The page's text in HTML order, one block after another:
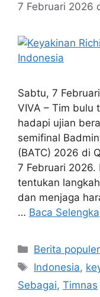
7 Februari 2026
Sabtu, 7
VIVA – Tim bulu
hadapi ujian
semifinal
(BATC) 2026 di
7 Februari 2026.
tentukan
dan menjaga
… Baca
Kategori
Berita populer
Tag
Indonesia,
Sebagai, Timnas